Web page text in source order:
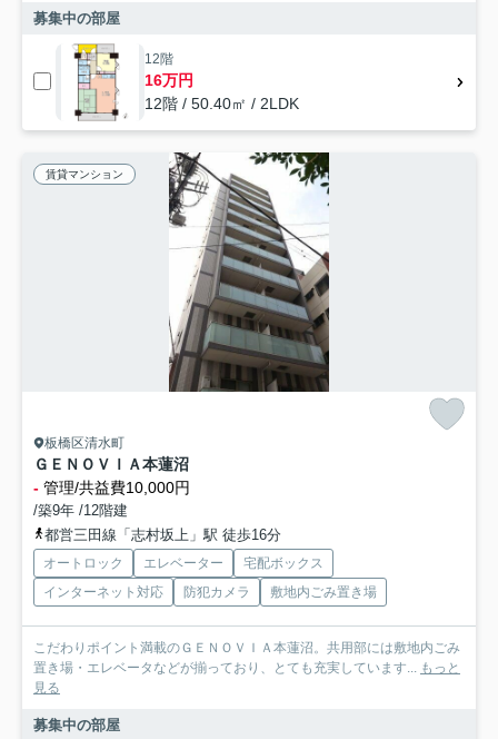
募集中の部屋
12階
16万円
12階 / 50.40㎡ / 2LDK
賃貸マンション
板橋区清水町
ＧＥＮＯＶＩＡ本蓮沼
- 管理/共益費10,000円
/築9年 /12階建
都営三田線「志村坂上」駅 徒歩16分
オートロック エレベーター
宅配ボックス
インターネット対応
防犯カメラ 敷地内ごみ置き場
こだわりポイント満載のＧＥＮＯＶＩＡ本蓮沼。共用部には敷地内ごみ
置き場・エレベータなどが揃っており、とても充実しています...
もっと
見る
募集中の部屋